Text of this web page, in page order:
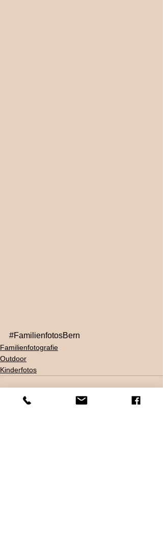
#FamilienfotosBern
Familienfotografie
Outdoor
Kinderfotos